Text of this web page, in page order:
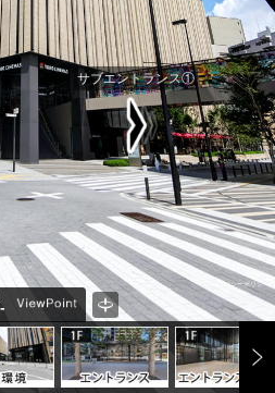
サブエントランス①
プライバシーポリシー